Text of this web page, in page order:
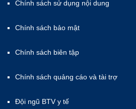
Chính sách sử dụng nội dung
Chính sách bảo mật
Chính sách biên tập
Chính sách quảng cáo và tài trợ
Đội ngũ BTV y tế